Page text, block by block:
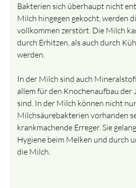
Bakterien sich überhaupt nicht
Milch hingegen gekocht, werden
vollkommen zerstört. Die Milch
durch Erhitzen, als auch durch
werden.
In der Milch sind auch
allem für den Knochenaufbau der
sind. In der Milch können nicht
Milchsäurebakterien vorhanden
krankmachende Erreger. Sie
Hygiene beim Melken und durch
die Milch.